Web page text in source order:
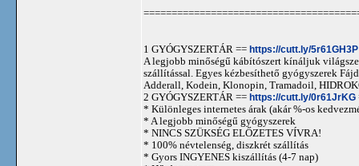
1 GYÓGYSZERTÁR == https://cutt.ly/5r61GH3P
A legjobb minőségű kábítószert kínáljuk
szállítással. Egyes kézbesíthető gyógyszerek
Adderall, Kodein, Klonopin, Tramadoil,
2 GYÓGYSZERTÁR == https://cutt.ly/0r61JrKG
* Különleges internetes árak (akár %-os
* A legjobb minőségű gyógyszerek
* NINCS SZÜKSÉG ELŐZETES VÍVRA!
* 100% névtelenség, diszkrét szállítás
* Gyors INGYENES kiszállítás (4-7 nap)